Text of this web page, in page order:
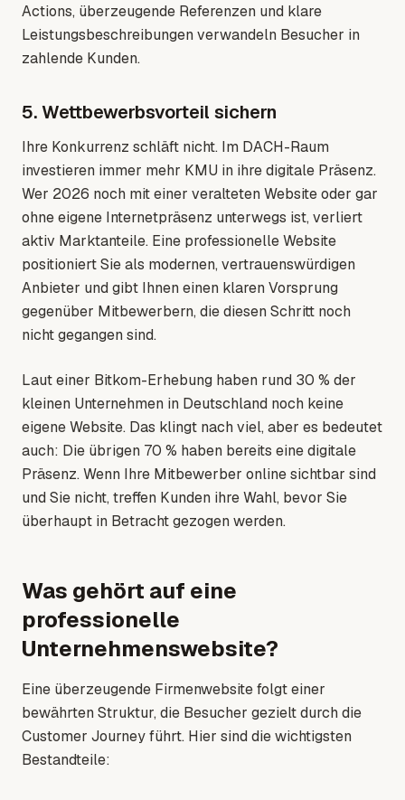
Actions, überzeugende Referenzen und klare
Leistungsbeschreibungen verwandeln Besucher in
zahlende Kunden.
5. Wettbewerbsvorteil sichern
Ihre Konkurrenz schläft nicht. Im DACH-Raum
investieren immer mehr KMU in ihre digitale Präsenz.
Wer 2026 noch mit einer veralteten Website oder gar
ohne eigene Internetpräsenz unterwegs ist, verliert
aktiv Marktanteile. Eine professionelle Website
positioniert Sie als modernen, vertrauenswürdigen
Anbieter und gibt Ihnen einen klaren Vorsprung
gegenüber Mitbewerbern, die diesen Schritt noch
nicht gegangen sind.
Laut einer Bitkom-Erhebung haben rund 30 % der
kleinen Unternehmen in Deutschland noch keine
eigene Website. Das klingt nach viel, aber es bedeutet
auch: Die übrigen 70 % haben bereits eine digitale
Präsenz. Wenn Ihre Mitbewerber online sichtbar sind
und Sie nicht, treffen Kunden ihre Wahl, bevor Sie
überhaupt in Betracht gezogen werden.
Was gehört auf eine
professionelle
Unternehmenswebsite?
Eine überzeugende Firmenwebsite folgt einer
bewährten Struktur, die Besucher gezielt durch die
Customer Journey führt. Hier sind die wichtigsten
Bestandteile: